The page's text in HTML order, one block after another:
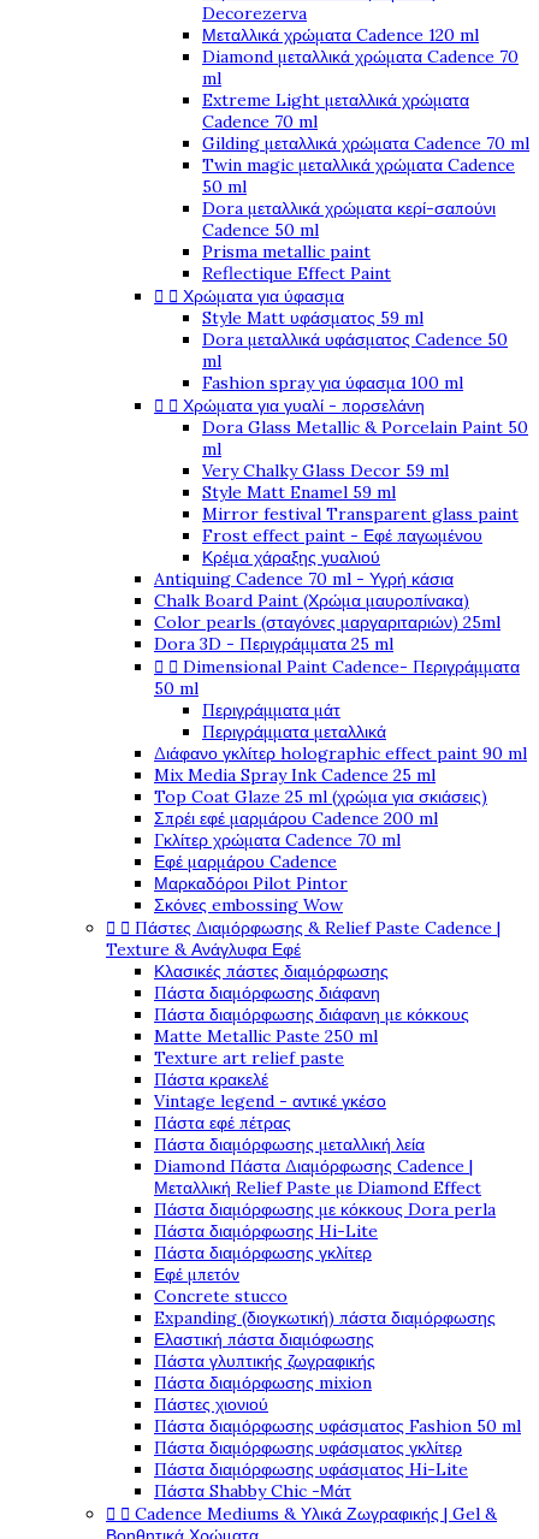
Decorezerva
Μεταλλικά χρώματα Cadence 120 ml
Diamond μεταλλικά χρώματα Cadence 70
ml
Extreme Light μεταλλικά χρώματα
Cadence 70 ml
Gilding μεταλλικά χρώματα Cadence 70 ml
Twin magic μεταλλικά χρώματα Cadence
50 ml
Dora μεταλλικά χρώματα κερί-σαπούνι
Cadence 50 ml
Prisma metallic paint
Reflectique Effect Paint
  Χρώματα για ύφασμα
Style Matt υφάσματος 59 ml
Dora μεταλλικά υφάσματος Cadence 50
ml
Fashion spray για ύφασμα 100 ml
  Χρώματα για γυαλί - πορσελάνη
Dora Glass Metallic & Porcelain Paint 50
ml
Very Chalky Glass Decor 59 ml
Style Matt Enamel 59 ml
Mirror festival Transparent glass paint
Frost effect paint - Εφέ παγωμένου
Κρέμα χάραξης γυαλιού
Antiquing Cadence 70 ml - Υγρή κάσια
Chalk Board Paint (Χρώμα μαυροπίνακα)
Color pearls (σταγόνες μαργαριταριών) 25ml
Dora 3D - Περιγράμματα 25 ml
  Dimensional Paint Cadence- Περιγράμματα
50 ml
Περιγράμματα μάτ
Περιγράμματα μεταλλικά
Διάφανο γκλίτερ holographic effect paint 90 ml
Mix Media Spray Ink Cadence 25 ml
Top Coat Glaze 25 ml (χρώμα για σκιάσεις)
Σπρέι εφέ μαρμάρου Cadence 200 ml
Γκλίτερ χρώματα Cadence 70 ml
Εφέ μαρμάρου Cadence
Μαρκαδόροι Pilot Pintor
Σκόνες embossing Wow
  Πάστες Διαμόρφωσης & Relief Paste Cadence |
Texture & Ανάγλυφα Εφέ
Κλασικές πάστες διαμόρφωσης
Πάστα διαμόρφωσης διάφανη
Πάστα διαμόρφωσης διάφανη με κόκκους
Matte Metallic Paste 250 ml
Texture art relief paste
Πάστα κρακελέ
Vintage legend - αντικέ γκέσο
Πάστα εφέ πέτρας
Πάστα διαμόρφωσης μεταλλική λεία
Diamond Πάστα Διαμόρφωσης Cadence |
Μεταλλική Relief Paste με Diamond Effect
Πάστα διαμόρφωσης με κόκκους Dora perla
Πάστα διαμόρφωσης Hi-Lite
Πάστα διαμόρφωσης γκλίτερ
Εφέ μπετόν
Concrete stucco
Expanding (διογκωτική) πάστα διαμόρφωσης
Ελαστική πάστα διαμόφωσης
Πάστα γλυπτικής ζωγραφικής
Πάστα διαμόρφωσης mixion
Πάστες χιονιού
Πάστα διαμόρφωσης υφάσματος Fashion 50 ml
Πάστα διαμόρφωσης υφάσματος γκλίτερ
Πάστα διαμόρφωσης υφάσματος Hi-Lite
Πάστα Shabby Chic -Μάτ
  Cadence Mediums & Υλικά Ζωγραφικής | Gel &